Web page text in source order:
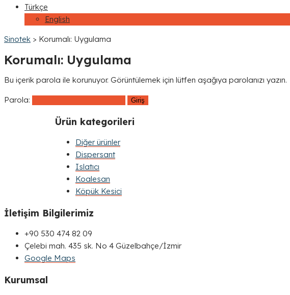
Türkçe
English
Sinotek > Korumalı: Uygulama
Korumalı: Uygulama
Bu içerik parola ile korunuyor. Görüntülemek için lütfen aşağıya parolanızı yazın.
Parola:
Ürün kategorileri
Diğer ürünler
Dispersant
Islatıcı
Koalesan
Köpük Kesici
İletişim Bilgilerimiz
+90 530 474 82 09
Çelebi mah. 435 sk. No 4 Güzelbahçe/İzmir
Google Maps
Kurumsal